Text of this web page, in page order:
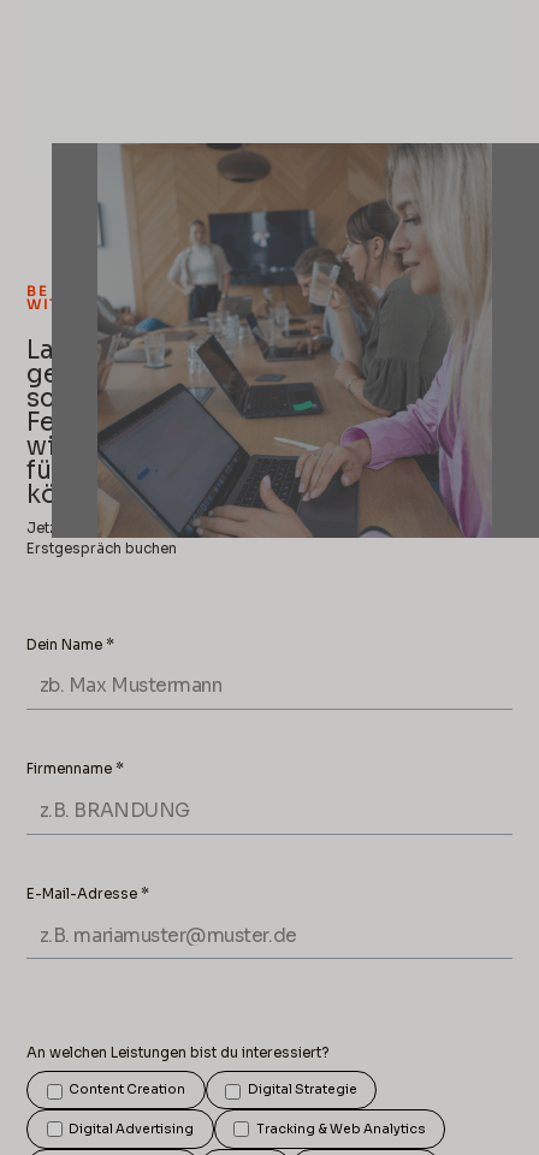
BE BOLD. BE GROW.
WITH US
Lass uns
gemeinsam
schauen, wo dein
Feed steht – und
wie viel mehr er
für dich tun
könnte
Jetzt unverbindliches
Erstgespräch buchen
Dein Name *
Firmenname *
E-Mail-Adresse *
An welchen Leistungen bist du interessiert?
Content Creation Digital Strategie
Digital Advertising Tracking & Web Analytics
grow@brandung.de
0221 913 9200
Vogelsanger
Straße 76, 50823